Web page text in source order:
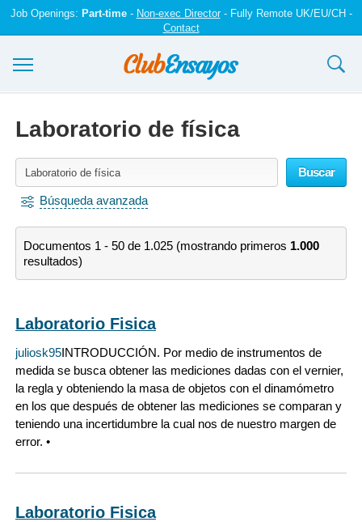
Job Openings: Part-time- Non-exec Director- Fully Remote UK/EU/CH -
Contact
Iniciar sesión
Laboratorio de física
Buscar
Búsqueda avanzada
Documentos 1 - 50 de 1.025 (mostrando primeros 1.000
resultados)
Laboratorio Fisica
juliosk95INTRODUCCIÓN. Por medio de instrumentos de
medida se busca obtener las mediciones dadas con el vernier,
la regla y obteniendo la masa de objetos con el dinamómetro
en los que después de obtener las mediciones se comparan y
teniendo una incertidumbre la cual nos de nuestro margen de
error. •
Laboratorio Fisica